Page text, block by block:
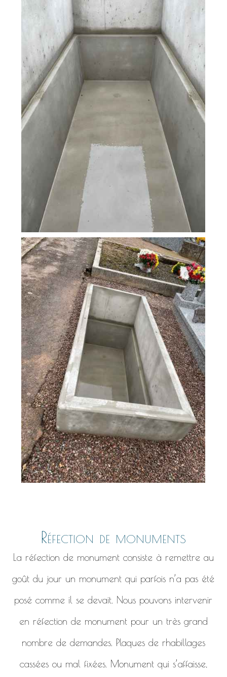
Réfection de monuments
La réfection de monument consiste à remettre au
goût du jour un monument qui parfois n’a pas été
posé comme il se devait. Nous pouvons intervenir
en réfection de monument pour un très grand
nombre de demandes. Plaques de rhabillages
cassées ou mal fixées. Monument qui s’affaisse,